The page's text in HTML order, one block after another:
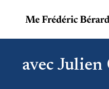
avec Julien